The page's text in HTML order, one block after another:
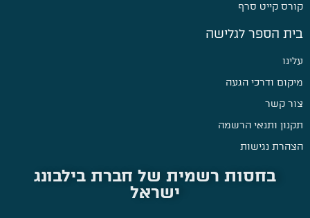
קורס קייט סרף
בית הספר לגלישה
עלינו
מיקום ודרכי הגעה
צור קשר
תקנון ותנאי הרשמה
הצהרת נגישות
בחסות רשמית של חברת בילבונג
ישראל